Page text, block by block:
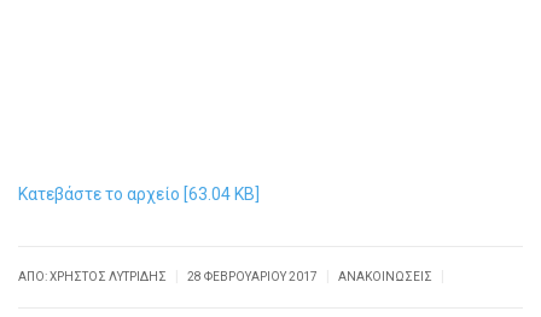
Κατεβάστε το αρχείο [63.04 KB]
ΑΠΌ: ΧΡΉΣΤΟΣ ΛΥΤΡΊΔΗΣ 28 ΦΕΒΡΟΥΑΡΊΟΥ 2017 ΑΝΑΚΟΙΝΏΣΕΙΣ